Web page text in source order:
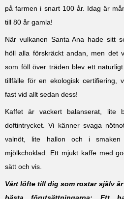
på farmen i snart 100 år. Idag är
till 80 år gamla!
När vulkanen Santa Ana hade sitt
höll alla förskräckt andan, men det
som föll över träden blev ett
tillfälle för en ekologisk certifiering,
fast vid allt sedan dess!
Kaffet är vackert balanserat, lite
doftintrycket. Vi känner svaga
valnöt, lite hallon och i smaken
mjölkchoklad. Ett mjukt kaffe med
sätt och vis.
Vårt löfte till dig som rostar själv